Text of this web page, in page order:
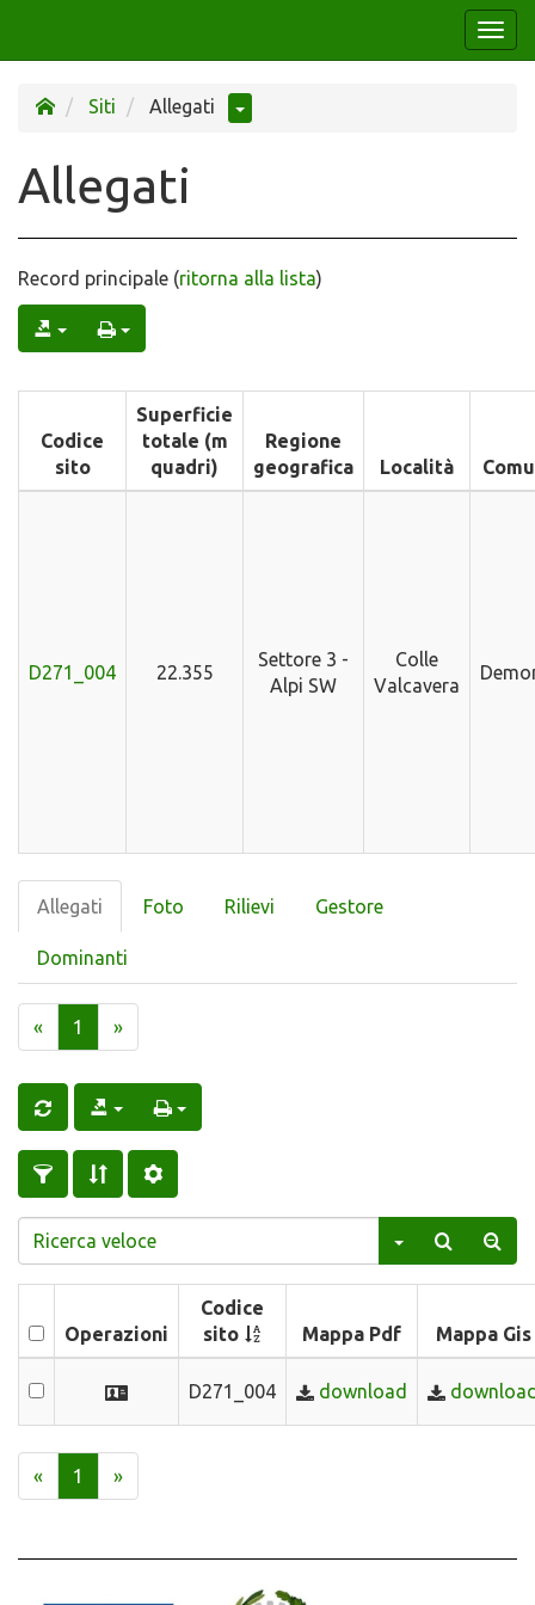
Siti Allegati
Allegati
Record principale (ritorna alla lista)
Codice
sito
Superficie
totale (m
quadri)
Regione
geografica
Località
D271_004 22.355
Settore 3 -
Alpi SW
Colle
Valcavera
Allegati Foto Rilievi Gestore
Dominanti
« 1 »
Operazioni
Codice
sito
Mappa Pdf Mappa Gis
D271_004 download
« 1 »